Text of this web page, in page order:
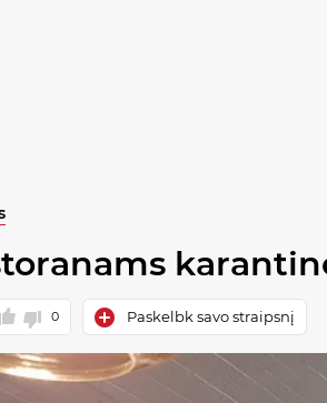
0 Paskelbk savo straipsnį